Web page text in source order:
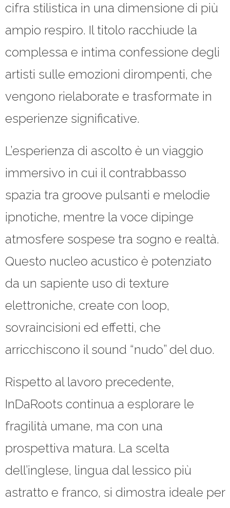
cifra stilistica in una dimensione di più
ampio respiro. Il titolo racchiude la
complessa e intima confessione degli
artisti sulle emozioni dirompenti, che
vengono rielaborate e trasformate in
esperienze significative.
L’esperienza di ascolto è un viaggio
immersivo in cui il contrabbasso
spazia tra groove pulsanti e melodie
ipnotiche, mentre la voce dipinge
atmosfere sospese tra sogno e realtà.
Questo nucleo acustico è potenziato
da un sapiente uso di texture
elettroniche, create con loop,
sovraincisioni ed effetti, che
arricchiscono il sound “nudo” del duo.
Rispetto al lavoro precedente,
InDaRoots continua a esplorare le
fragilità umane, ma con una
prospettiva matura. La scelta
dell’inglese, lingua dal lessico più
astratto e franco, si dimostra ideale per